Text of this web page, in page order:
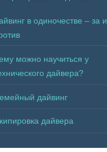
в одиночестве – за и
можно научиться у
дайвера?
дайвинг
дайвера